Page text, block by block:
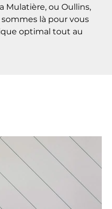
Mulatière, ou Oullins,
sommes là pour vous
optimal tout au